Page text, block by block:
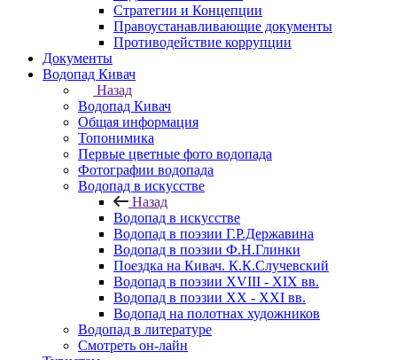
Стратегии и Концепции
Правоустанавливающие документы
Противодействие коррупции
Документы
Водопад Кивач
Назад
Водопад Кивач
Общая информация
Топонимика
Первые цветные фото водопада
Фотографии водопада
Водопад в искусстве
Назад
Водопад в искусстве
Водопад в поэзии Г.Р.Державина
Водопад в поэзии Ф.Н.Глинки
Поездка на Кивач. К.К.Случевский
Водопад в поэзии XVIII - XIX вв.
Водопад в поэзии XX - XXI вв.
Водопад на полотнах художников
Водопад в литературе
Смотреть он-лайн